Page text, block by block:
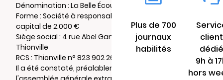
Dénomination : La Belle Écoute
Forme : Société à responsabilité limitée au
capital de 2.000 €
Siège social : 4 rue Abel Gance, 57100
Thionville
RCS : Thionville n° 823 902 267
Il a été constaté, préalablement à
Plus de 700
journaux
habilités
client
dédié
9h à
hors